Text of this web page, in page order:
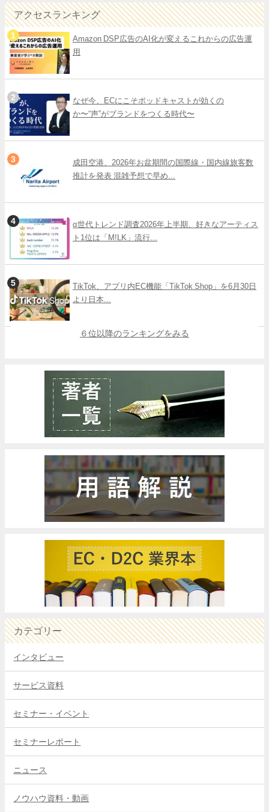
アクセスランキング
Amazon DSP広告のAI化が変えるこれからの広告運
用
なぜ今、ECにこそポッドキャストが効くの
か〜“声”がブランドをつくる時代〜
成田空港、2026年お盆期間の国際線・国内線旅客数
推計を発表 混雑予想で早め...
α世代トレンド調査2026年上半期、好きなアーティス
ト1位は「M!LK」流行...
TikTok、アプリ内EC機能「TikTok Shop」を6月30日
より日本...
６位以降のランキングをみる
カテゴリー
インタビュー
サービス資料
セミナー・イベント
セミナーレポート
ニュース
ノウハウ資料・動画